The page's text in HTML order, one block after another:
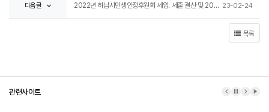
다음글 2022년 하남시민생안정후원회 세입. 세출 결산 및 2023년 본예산 공고 23-02-24
목록
관련사이트 이전 배너
배너 정지
다음 배
배